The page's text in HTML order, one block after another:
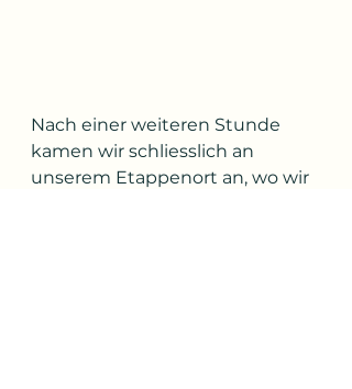
Nach einer weiteren Stunde
kamen wir schliesslich an
unserem Etappenort an, wo wir